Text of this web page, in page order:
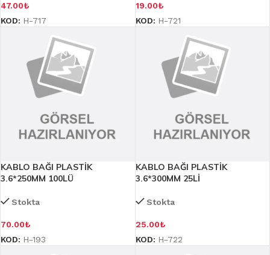
47.00₺
KOD: H-717
19.00₺
KOD: H-721
KABLO BAĞI PLASTİK
3.6*250MM 100LÜ
Stokta
70.00₺
KOD: H-193
KABLO BAĞI PLASTİK
3.6*300MM 25Lİ
Stokta
25.00₺
KOD: H-722